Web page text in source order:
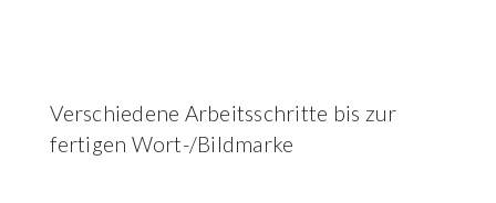
Verschiedene Arbeitsschritte bis zur
fertigen Wort-/Bildmarke